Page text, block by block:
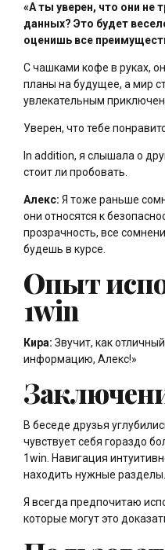
«А ты уверен, что они не
данных? Это будет
оценишь все
С чашками кофе в руках,
планы на будущее, а мир
увлекательным
Уверен, что тебе
In addition, я слышала о
стоит ли пробовать.
Алекс: Я тоже раньше
они относятся к
прозрачность, все
будешь в курсе.
Опыт
1win
Кира: Звучит, как
информацию, Алекс!»
В беседе друзья
чувствует себя гораздо
1win. Навигация
находить нужные разделы.
Я всегда предпочитаю
которые могут это